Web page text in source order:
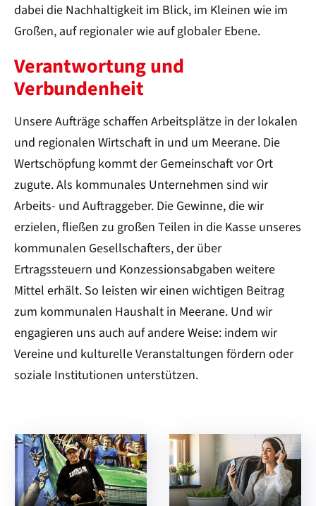
dabei die Nachhaltigkeit im Blick, im Kleinen wie im
Großen, auf regionaler wie auf globaler Ebene.
Verantwortung und
Verbundenheit
Unsere Aufträge schaffen Arbeitsplätze in der lokalen
und regionalen Wirtschaft in und um Meerane. Die
Wertschöpfung kommt der Gemeinschaft vor Ort
zugute. Als kommunales Unternehmen sind wir
Arbeits- und Auftraggeber. Die Gewinne, die wir
erzielen, fließen zu großen Teilen in die Kasse unseres
kommunalen Gesellschafters, der über
Ertragssteuern und Konzessionsabgaben weitere
Mittel erhält. So leisten wir einen wichtigen Beitrag
zum kommunalen Haushalt in Meerane. Und wir
engagieren uns auch auf andere Weise: indem wir
Vereine und kulturelle Veranstaltungen fördern oder
soziale Institutionen unterstützen.